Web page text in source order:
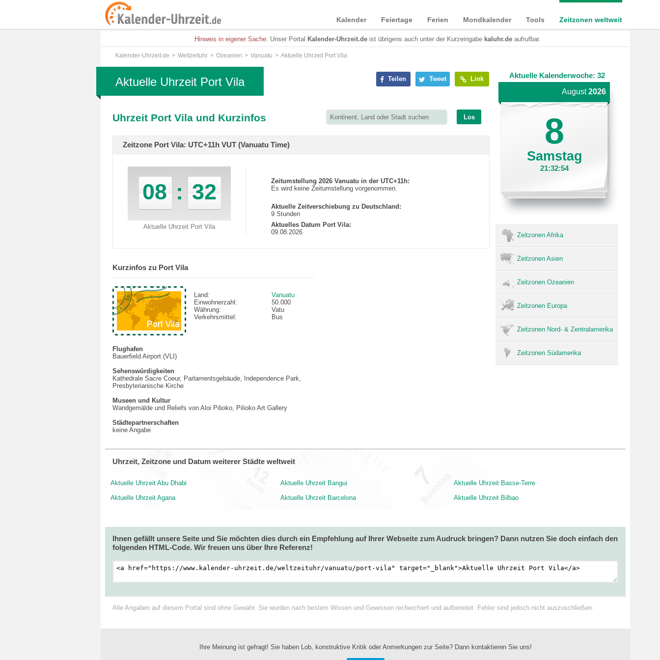
Kalender Feiertage Ferien Mondkalender Tools Zeitzonen weltweit
Hinweis in eigener Sache: Unser Portal Kalender-Uhrzeit.de ist übrigens auch unter der Kurzeingabe kaluhr.de aufrufbar.
Kalender-Uhrzeit.de Weltzeituhr Ozeanien Vanuatu Aktuelle Uhrzeit Port Vila
Teilen Tweet Link
Aktuelle Uhrzeit Port Vila
Uhrzeit Port Vila und Kurzinfos Los
Zeitzone Port Vila: UTC+11h VUT (Vanuatu Time)
08 : 32
Aktuelle Uhrzeit Port Vila
Zeitumstellung 2026 Vanuatu in der UTC+11h:
Es wird keine Zeitumstellung vorgenommen.
Aktuelle Zeitverschiebung zu Deutschland:
9 Stunden
Aktuelles Datum Port Vila:
09.08.2026
Kurzinfos zu Port Vila
Land:
Vanuatu
Einwohnerzahl:
50.000
Währung:
Vatu
Verkehrsmittel:
Bus
Flughafen
Bauerfield Airport (VLI)
Sehenswürdigkeiten
Kathedrale Sacre Coeur, Parlamentsgebäude, Independence Park,
Presbyterianische Kirche
Museen und Kultur
Wandgemälde und Reliefs von Aloi Pilioko, Pilioko Art Gallery
Städtepartnerschaften
keine Angabe
Aktuelle Kalenderwoche: 32
August2026
8
Samstag
21:32:54
Zeitzonen Afrika
Zeitzonen Asien
Zeitzonen Ozeanien
Zeitzonen Europa
Zeitzonen Nord- & Zentralamerika
Zeitzonen Südamerika
Uhrzeit, Zeitzone und Datum weiterer Städte weltweit
Aktuelle Uhrzeit Abu Dhabi
Aktuelle Uhrzeit Agana
Aktuelle Uhrzeit Bangui
Aktuelle Uhrzeit Barcelona
Aktuelle Uhrzeit Basse-Terre
Aktuelle Uhrzeit Bilbao
Ihnen gefällt unsere Seite und Sie möchten dies durch ein Empfehlung auf Ihrer Webseite zum Audruck bringen? Dann nutzen Sie doch einfach den
folgenden HTML-Code. Wir freuen uns über Ihre Referenz!
Alle Angaben auf diesem Portal sind ohne Gewähr. Sie wurden nach bestem Wissen und Gewissen recherchiert und aufbereitet. Fehler sind jedoch nicht auszuschließen.
Ihre Meinung ist gefragt! Sie haben Lob, konstruktive Kritik oder Anmerkungen zur Seite? Dann kontaktieren Sie uns!